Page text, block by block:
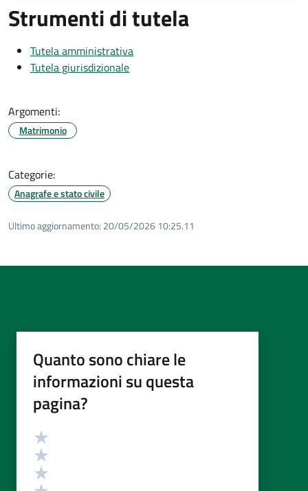
Strumenti di tutela
Tutela amministrativa
Tutela giurisdizionale
Argomenti:
Matrimonio
Categorie:
Anagrafe e stato civile
Ultimo aggiornamento: 20/05/2026 10:25.11
Quanto sono chiare le
informazioni su questa
pagina?
Valutazione